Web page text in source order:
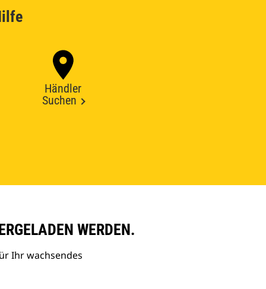
Händler
Suchen
WERDEN.
Ihr wachsendes